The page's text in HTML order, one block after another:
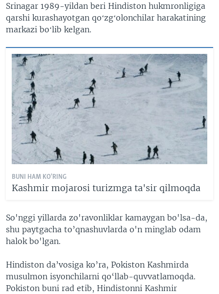
Srinagar 1989-yildan beri Hindiston hukmronligiga
qarshi kurashayotgan qoʻzgʻolonchilar harakatining
markazi boʻlib kelgan.
BUNI HAM KO'RING
Kashmir mojarosi turizmga ta'sir qilmoqda
So'nggi yillarda zo'ravonliklar kamaygan bo'lsa-da,
shu paytgacha to’qnashuvlarda o'n minglab odam
halok bo'lgan.
Hindiston da’vosiga ko’ra, Pokiston Kashmirda
musulmon isyonchilarni qo‘llab-quvvatlamoqda.
Pokiston buni rad etib, Hindistonni Kashmir